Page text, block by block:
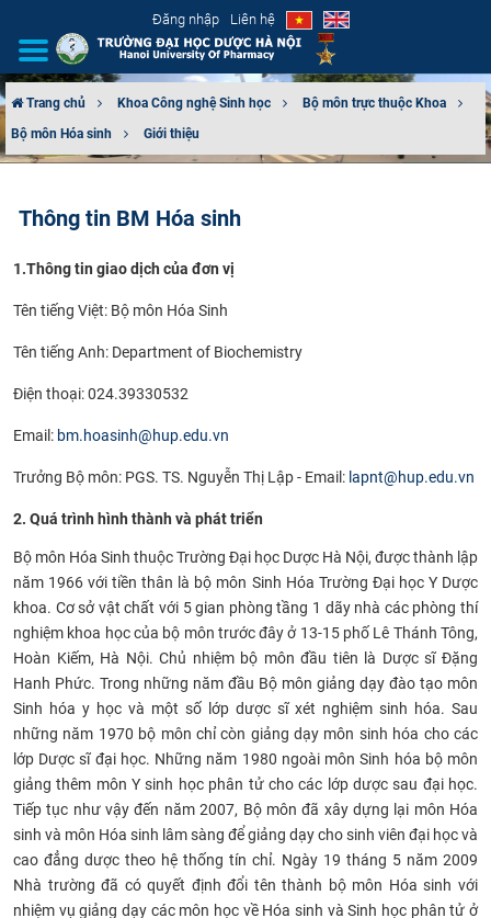
Đăng nhập Liên hệ
GIỚI THIỆU
ĐÀO TẠO
ĐẢM BẢO CHẤT LƯỢNG
HTQT
CỰU NGƯỜI HỌC
Trang chủ Khoa Công nghệ Sinh học
Bộ môn trực thuộc Khoa
Bộ môn Hóa sinh
Giới thiệu
Thông tin BM Hóa sinh
​1.Thông tin giao dịch của đơn vị
Tên tiếng Việt: Bộ môn Hóa Sinh
Tên tiếng Anh: Department of Biochemistry
Điện thoại: 024.39330532
Email: bm.hoasinh@hup.edu.vn
Trưởng Bộ môn: PGS. TS. Nguyễn Thị Lập - Email: lapnt@hup.edu.vn
2. Quá trình hình thành và phát triển
Bộ môn Hóa Sinh thuộc Trường Đại học Dược Hà Nội, được thành lập
năm 1966 với tiền thân là bộ môn Sinh Hóa Trường Đại học Y Dược
khoa. Cơ sở vật chất với 5 gian phòng tầng 1 dãy nhà các phòng thí
nghiệm khoa học của bộ môn trước đây ở 13-15 phố Lê Thánh Tông,
Hoàn Kiếm, Hà Nội. Chủ nhiệm bộ môn đầu tiên là Dược sĩ Đặng
Hanh Phức. Trong những năm đầu Bộ môn giảng dạy đào tạo môn
Sinh hóa y học và một số lớp dược sĩ xét nghiệm sinh hóa. Sau
những năm 1970 bộ môn chỉ còn giảng dạy môn sinh hóa cho các
lớp Dược sĩ đại học. Những năm 1980 ngoài môn Sinh hóa bộ môn
giảng thêm môn Y sinh học phân tử cho các lớp dược sau đại học.
Tiếp tục như vậy đến năm 2007, Bộ môn đã xây dựng lại môn Hóa
sinh và môn Hóa sinh lâm sàng để giảng dạy cho sinh viên đại học và
cao đẳng dược theo hệ thống tín chỉ. Ngày 19 tháng 5 năm 2009
Nhà trường đã có quyết định đổi tên thành bộ môn Hóa sinh với
nhiệm vụ giảng dạy các môn học về Hóa sinh và Sinh học phân tử ở